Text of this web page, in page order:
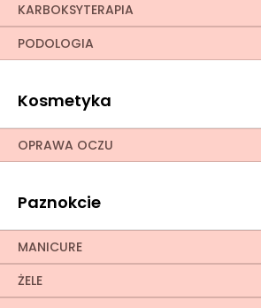
KARBOKSYTERAPIA
PODOLOGIA
Kosmetyka
OPRAWA OCZU
Paznokcie
MANICURE
ŻELE